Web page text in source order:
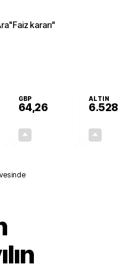
"Faiz kararı"
GBP
64,26
ALTIN
6.528